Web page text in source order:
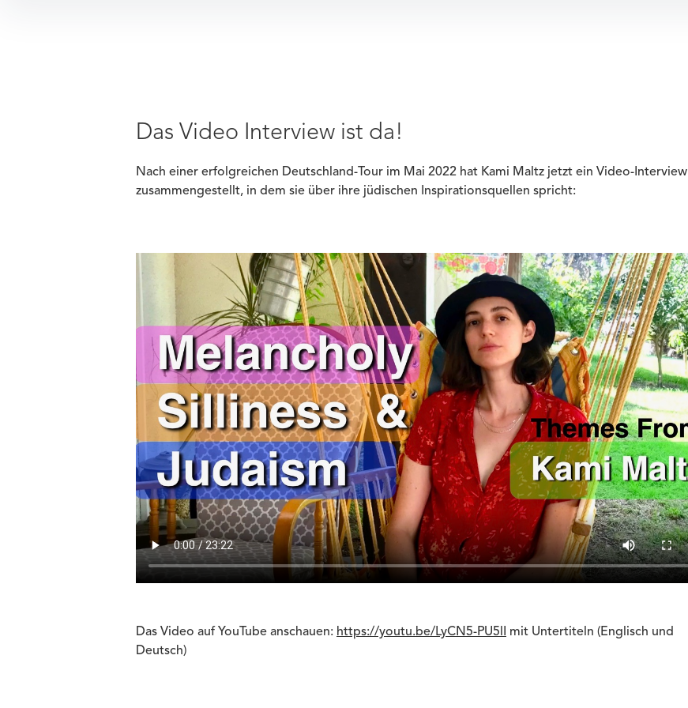
Das Video Interview ist da!
Nach einer erfolgreichen Deutschland-Tour im Mai 2022 hat Kami Maltz jetzt ein Video-Interview
zusammengestellt, in dem sie über ihre jüdischen Inspirationsquellen spricht:
Das Video auf YouTube anschauen: https://youtu.be/LyCN5-PU5lI mit Untertiteln (Englisch und
Deutsch)